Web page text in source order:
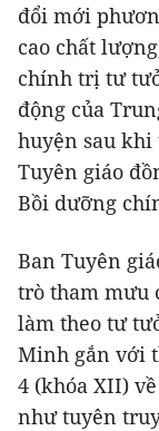
đổi mới
cao chất
chính trị tư
động của
huyện sau
Tuyên giáo
Bồi dưỡng
Ban Tuyên
trò tham mưu
làm theo tư
Minh gắn với
4 (khóa XII)
như tuyên